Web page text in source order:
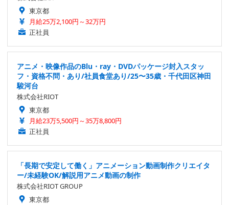
東京都
月給25万2,100円～32万円
正社員
アニメ・映像作品のBlu・ray・DVDパッケージ封入スタッ
フ・資格不問・あり/社員食堂あり/25〜35歳・千代田区神田
駿河台
株式会社RIOT
東京都
月給23万5,500円～35万8,800円
正社員
「長期で安定して働く」アニメーション動画制作クリエイタ
ー/未経験OK/解説用アニメ動画の制作
株式会社RIOT GROUP
東京都